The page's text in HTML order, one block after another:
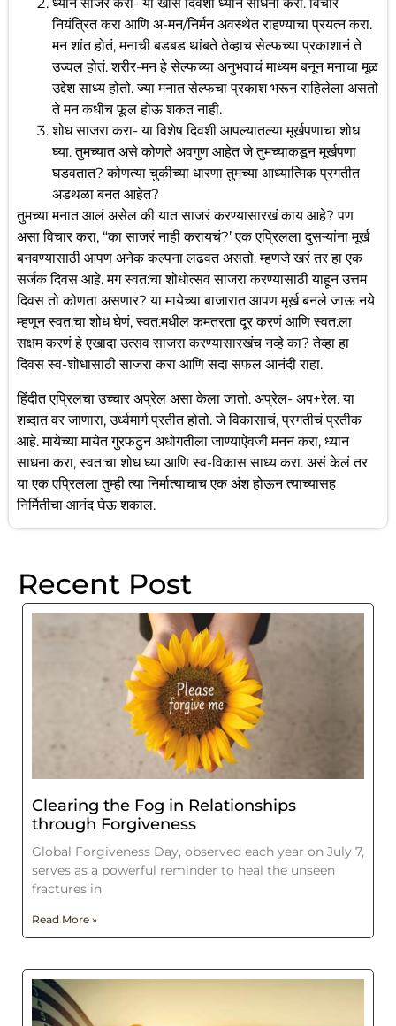
Recent Post
Clearing the Fog in Relationships
through Forgiveness
Global Forgiveness Day, observed each year on July 7,
serves as a powerful reminder to heal the unseen
fractures in
Read More »
नियंत्रित करा आणि अ-मन/निर्मन अवस्थेत राहण्याचा प्रयत्न करा.
मन शांत होतं, मनाची बडबड थांबते तेव्हाच सेल्फच्या प्रकाशानं ते
उज्वल होतं. शरीर-मन हे सेल्फच्या अनुभवाचं माध्यम बनून मनाचा मूळ
उद्देश साध्य होतो. ज्या मनात सेल्फचा प्रकाश भरून राहिलेला असतो
ते मन कधीच फूल होऊ शकत नाही.
शोध साजरा करा- या विशेष दिवशी आपल्यातल्या मूर्खपणाचा शोध
घ्या. तुमच्यात असे कोणते अवगुण आहेत जे तुमच्याकडून मूर्खपणा
घडवतात? कोणत्या चुकीच्या धारणा तुमच्या आध्यात्मिक प्रगतीत
अडथळा बनत आहेत?
तुमच्या मनात आलं असेल की यात साजरं करण्यासारखं काय आहे? पण
असा विचार करा, “का साजरं नाही करायचं?’ एक एप्रिलला दुसऱ्यांना मूर्ख
बनवण्यासाठी आपण अनेक कल्पना लढवत असतो. म्हणजे खरं तर हा एक
सर्जक दिवस आहे. मग स्वत:चा शोधोत्सव साजरा करण्यासाठी याहून उत्तम
दिवस तो कोणता असणार? या मायेच्या बाजारात आपण मूर्ख बनले जाऊ नये
म्हणून स्वत:चा शोध घेणं, स्वत:मधील कमतरता दूर करणं आणि स्वत:ला
सक्षम करणं हे एखादा उत्सव साजरा करण्यासारखंच नव्हे का? तेव्हा हा
दिवस स्व-शोधासाठी साजरा करा आणि सदा सफल आनंदी राहा.
हिंदीत एप्रिलचा उच्चार अप्रेल असा केला जातो. अप्रेल- अप+रेल. या
शब्दात वर जाणारा, उर्ध्वमार्ग प्रतीत होतो. जे विकासाचं, प्रगतीचं प्रतीक
आहे. मायेच्या मायेत गुरफटुन अधोगतीला जाण्याऐवजी मनन करा, ध्यान
साधना करा, स्वत:चा शोध घ्या आणि स्व-विकास साध्य करा. असं केलं तर
या एक एप्रिलला तुम्ही त्या निर्मात्याचाच एक अंश होऊन त्याच्यासह
निर्मितीचा आनंद घेऊ शकाल.